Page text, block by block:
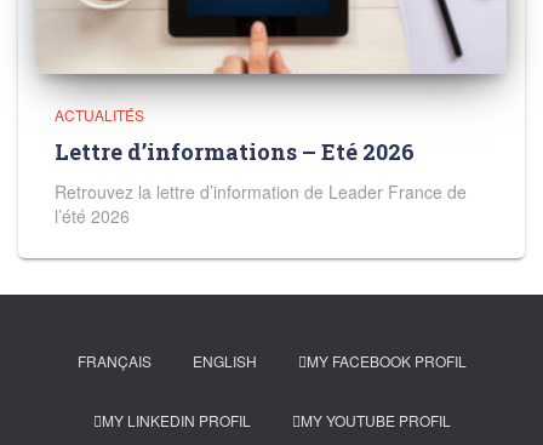
ACTUALITÉS
Lettre d’informations – Eté 2026
Retrouvez la lettre d’information de Leader France de
l’été 2026
FRANÇAIS ENGLISH MY FACEBOOK PROFIL
MY LINKEDIN PROFIL MY YOUTUBE PROFIL